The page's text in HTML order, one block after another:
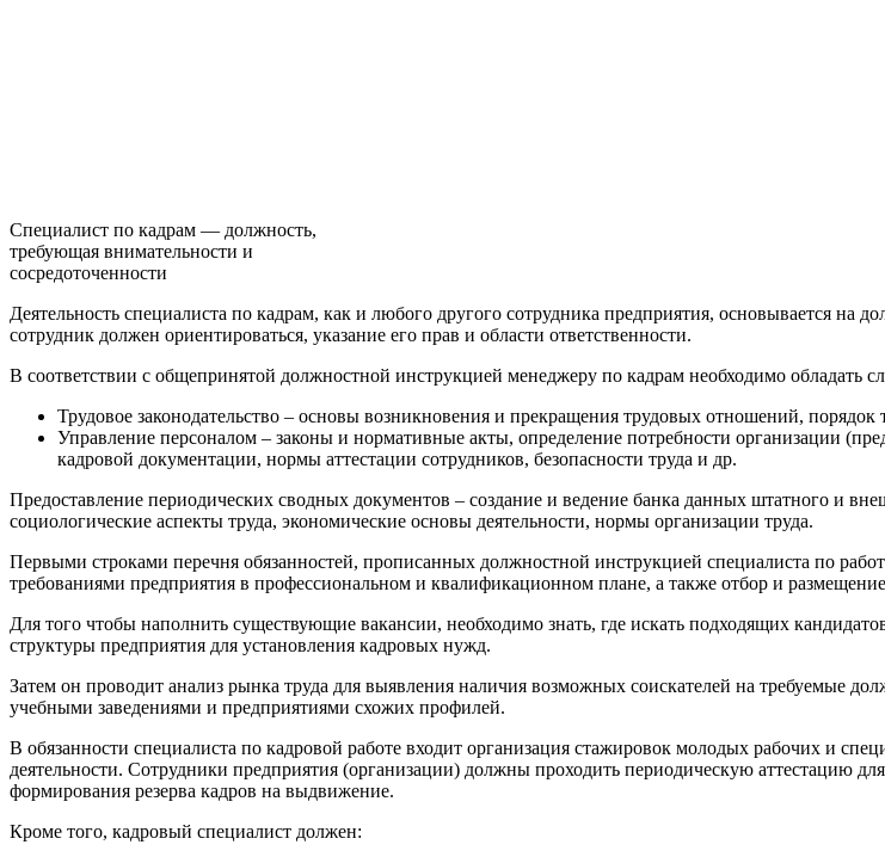
Специалист по кадрам — должность,
требующая внимательности и
сосредоточенности
Деятельность специалиста по кадрам, как и любого другого сотрудника предприятия, основывается на
сотрудник должен ориентироваться, указание его прав и области ответственности.
В соответствии с общепринятой должностной инструкцией менеджеру по кадрам необходимо обладать
Трудовое законодательство – основы возникновения и прекращения трудовых отношений,
Управление персоналом – законы и нормативные акты, определение потребности организации
кадровой документации, нормы аттестации сотрудников, безопасности труда и др.
Предоставление периодических сводных документов – создание и ведение банка данных штатного и
социологические аспекты труда, экономические основы деятельности, нормы организации труда.
Первыми строками перечня обязанностей, прописанных должностной инструкцией специалиста по
требованиями предприятия в профессиональном и квалификационном плане, а также отбор и
Для того чтобы наполнить существующие вакансии, необходимо знать, где искать подходящих
структуры предприятия для установления кадровых нужд.
Затем он проводит анализ рынка труда для выявления наличия возможных соискателей на требуемые
учебными заведениями и предприятиями схожих профилей.
В обязанности специалиста по кадровой работе входит организация стажировок молодых рабочих и
деятельности. Сотрудники предприятия (организации) должны проходить периодическую аттестацию
формирования резерва кадров на выдвижение.
Кроме того, кадровый специалист должен: